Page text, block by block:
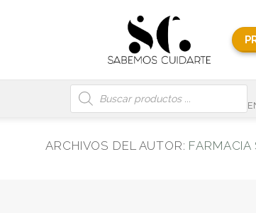
Búsqueda
de
productos
ARCHIVOS DEL AUTOR: FARMACIA